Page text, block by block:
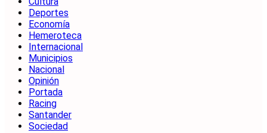
Deportes
Economía
Hemeroteca
Internacional
Municipios
Nacional
Opinión
Portada
Racing
Santander
Sociedad